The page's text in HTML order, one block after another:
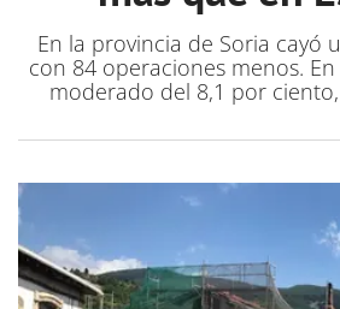
En la provincia de Soria cayó
con 84 operaciones menos.
moderado del 8,1 por